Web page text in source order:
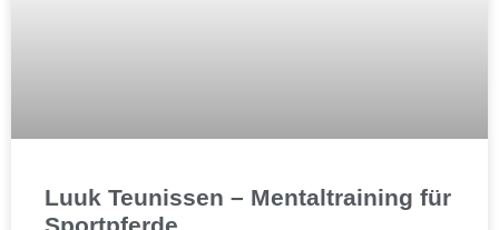
Luuk Teunissen – Mentaltraining für